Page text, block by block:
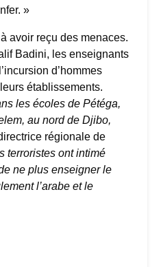
»
avoir reçu des menaces.
Badini, les enseignants
d’hommes
établissements.
les écoles de Pétéga,
au nord de Djibo,
régionale de
terroristes ont intimé
ne plus enseigner le
l’arabe et le